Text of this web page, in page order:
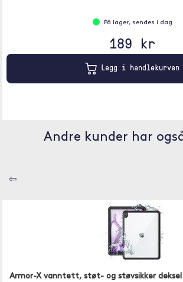
På lager, sendes i dag
189 kr
Legg i handlekurven
Andre kunder har
⇦
Armor-X vanntett, støt- og støvsikker deksel